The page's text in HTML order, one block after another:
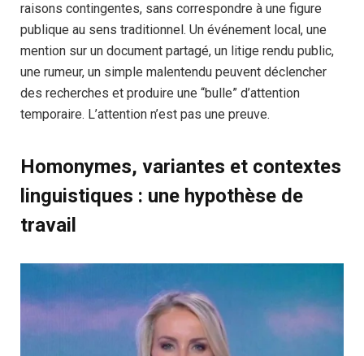
raisons contingentes, sans correspondre à une figure
publique au sens traditionnel. Un événement local, une
mention sur un document partagé, un litige rendu public,
une rumeur, un simple malentendu peuvent déclencher
des recherches et produire une “bulle” d’attention
temporaire. L’attention n’est pas une preuve.
Homonymes, variantes et contextes
linguistiques : une hypothèse de
travail